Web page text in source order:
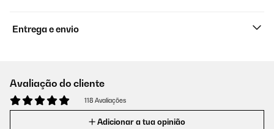
Entrega e envio
Avaliação do cliente
118 Avaliações
Adicionar a tua opinião